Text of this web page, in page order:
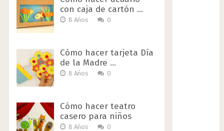
con caja de cartón …
8 Años 0
Cómo hacer tarjeta Día
de la Madre …
8 Años 0
Cómo hacer teatro
casero para niños
8 Años 0